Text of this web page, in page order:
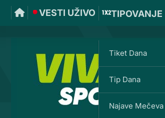
VESTI UŽIVO TIPOVANJE
Tiket Dana
Tip Dana
Najave Mečeva